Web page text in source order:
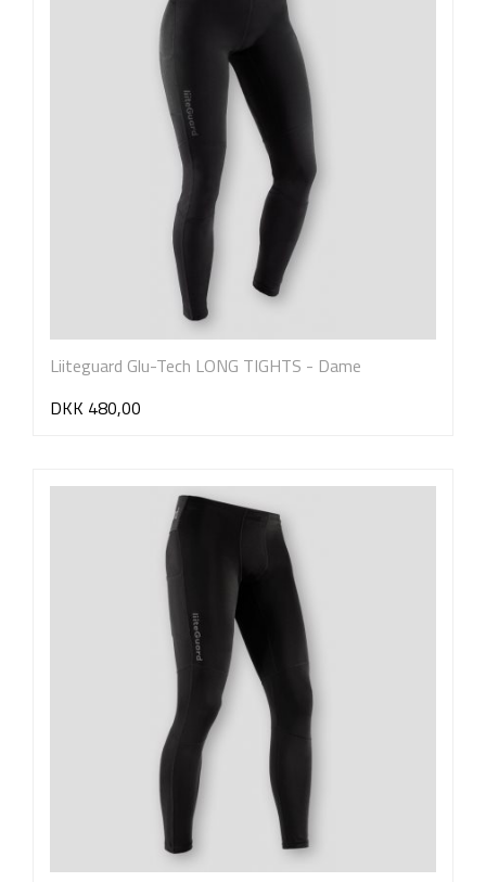
Liiteguard Glu-Tech LONG TIGHTS - Dame
DKK 480,00